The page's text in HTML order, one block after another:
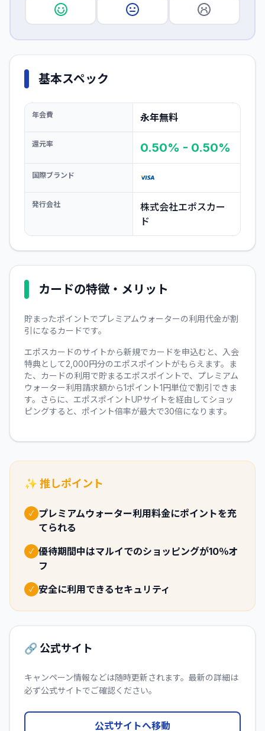
基本スペック
年会費 永年無料
還元率 0.50% - 0.50%
国際ブランド
発行会社
株式会社エポスカー
ド
カードの特徴・メリット
貯まったポイントでプレミアムウォーターの利用代金が割
引になるカードです。
エポスカードのサイトから新規でカードを申込むと、入会
特典として2,000円分のエポスポイントがもらえます。ま
た、カードの利用で貯まるエポスポイントで、プレミアム
ウォーター利用請求額から1ポイント1円単位で割引できま
す。さらに、エポスポイントUPサイトを経由してショッ
ピングすると、ポイント倍率が最大で30倍になります。
✨ 推しポイント
✓ プレミアムウォーター利用料金にポイントを充
てられる
✓ 優待期間中はマルイでのショッピングが10％オ
フ
✓ 安全に利用できるセキュリティ
🔗 公式サイト
キャンペーン情報などは随時更新されます。最新の詳細は
必ず公式サイトでご確認ください。
公式サイトへ移動